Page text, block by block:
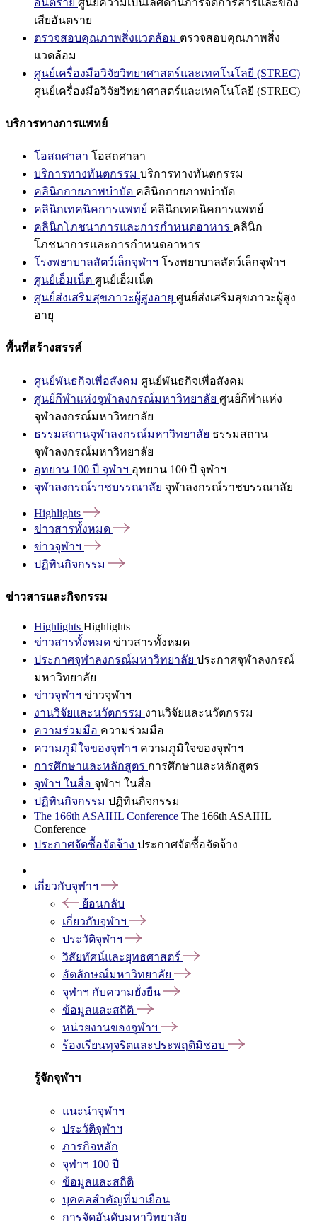
เสียอันตราย
ตรวจสอบคุณภาพสิ่งแวดล้อม ตรวจสอบคุณภาพสิ่ง
แวดล้อม
ศูนย์เครื่องมือวิจัยวิทยาศาสตร์และเทคโนโลยี (STREC)
ศูนย์เครื่องมือวิจัยวิทยาศาสตร์และเทคโนโลยี (STREC)
บริการทางการแพทย์
โอสถศาลา โอสถศาลา
บริการทางทันตกรรม บริการทางทันตกรรม
คลินิกกายภาพบำบัด คลินิกกายภาพบำบัด
คลินิกเทคนิคการแพทย์ คลินิกเทคนิคการแพทย์
คลินิกโภชนาการและการกำหนดอาหาร คลินิก
โภชนาการและการกำหนดอาหาร
โรงพยาบาลสัตว์เล็กจุฬาฯ โรงพยาบาลสัตว์เล็กจุฬาฯ
ศูนย์เอ็มเน็ต ศูนย์เอ็มเน็ต
ศูนย์ส่งเสริมสุขภาวะผู้สูงอายุ ศูนย์ส่งเสริมสุขภาวะผู้สูง
อายุ
พื้นที่สร้างสรรค์
ศูนย์พันธกิจเพื่อสังคม ศูนย์พันธกิจเพื่อสังคม
ศูนย์กีฬาแห่งจุฬาลงกรณ์มหาวิทยาลัย ศูนย์กีฬาแห่ง
จุฬาลงกรณ์มหาวิทยาลัย
ธรรมสถานจุฬาลงกรณ์มหาวิทยาลัย ธรรมสถาน
จุฬาลงกรณ์มหาวิทยาลัย
อุทยาน 100 ปี จุฬาฯ อุทยาน 100 ปี จุฬาฯ
จุฬาลงกรณ์ราชบรรณาลัย จุฬาลงกรณ์ราชบรรณาลัย
Highlights
ข่าวสารทั้งหมด
ข่าวจุฬาฯ
ปฏิทินกิจกรรม
ข่าวสารและกิจกรรม
Highlights Highlights
ข่าวสารทั้งหมด ข่าวสารทั้งหมด
ประกาศจุฬาลงกรณ์มหาวิทยาลัย ประกาศจุฬาลงกรณ์
มหาวิทยาลัย
ข่าวจุฬาฯ ข่าวจุฬาฯ
งานวิจัยและนวัตกรรม งานวิจัยและนวัตกรรม
ความร่วมมือ ความร่วมมือ
ความภูมิใจของจุฬาฯ ความภูมิใจของจุฬาฯ
การศึกษาและหลักสูตร การศึกษาและหลักสูตร
จุฬาฯ ในสื่อ จุฬาฯ ในสื่อ
ปฏิทินกิจกรรม ปฏิทินกิจกรรม
The 166th ASAIHL Conference The 166th ASAIHL
Conference
ประกาศจัดซื้อจัดจ้าง ประกาศจัดซื้อจัดจ้าง
เกี่ยวกับจุฬาฯ
ย้อนกลับ
เกี่ยวกับจุฬาฯ
ประวัติจุฬาฯ
วิสัยทัศน์และยุทธศาสตร์
อัตลักษณ์มหาวิทยาลัย
จุฬาฯ กับความยั่งยืน
ข้อมูลและสถิติ
หน่วยงานของจุฬาฯ
ร้องเรียนทุจริตและประพฤติมิชอบ
รู้จักจุฬาฯ
แนะนำจุฬาฯ
ประวัติจุฬาฯ
ภารกิจหลัก
จุฬาฯ 100 ปี
ข้อมูลและสถิติ
บุคคลสำคัญที่มาเยือน
การจัดอันดับมหาวิทยาลัย